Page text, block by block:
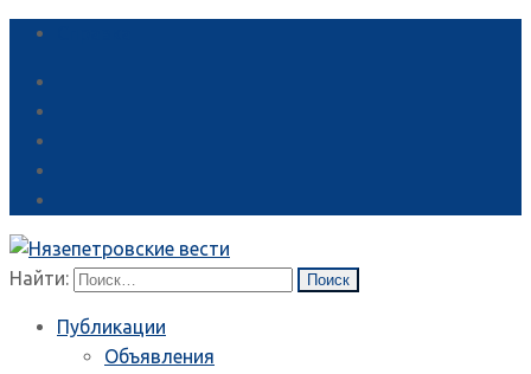
Найти:
Публикации
Объявления